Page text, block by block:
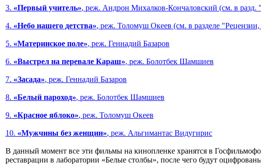
3. «Первый учитель», реж. Андрон Михалков-Кончаловский (см. в разд.
4. «Небо нашего детства», реж. Толомуш Океев (см. в разделе
5. «Материнское поле», реж. Геннадий Базаров
6. «Выстрел на перевале Караш», реж. Болотбек Шамшиев
7. «Засада», реж. Геннадий Базаров
8. «Белый пароход», реж. Болотбек Шамшиев
9. «Красное яблоко», реж. Толомуш Океев
10. «Мужчины без женщин», реж. Альгимантас Видугирис
В данный момент все эти фильмы на кинопленке хранятся в
реставрации в лаборатории «Белые столбы», после чего будут